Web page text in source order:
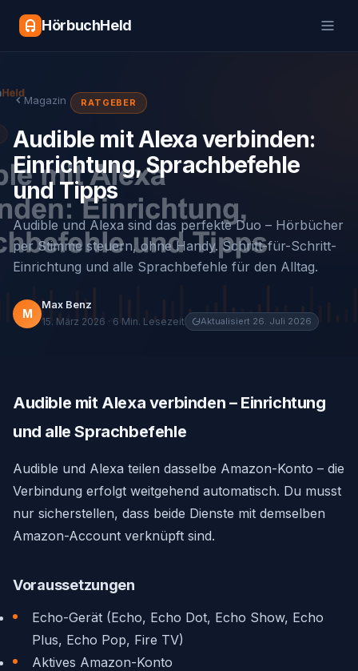
HörbuchHeld
Magazin RATGEBER
Audible mit Alexa verbinden:
Einrichtung, Sprachbefehle
und Tipps
Audible und Alexa sind das perfekte Duo – Hörbücher
per Stimme steuern, ohne Handy. Schritt-für-Schritt-
Einrichtung und alle Sprachbefehle für den Alltag.
M
Max Benz
15. März 2026 · 6 Min. Lesezeit Aktualisiert 26. Juli 2026
Audible mit Alexa verbinden – Einrichtung
und alle Sprachbefehle
Audible und Alexa teilen dasselbe Amazon-Konto – die
Verbindung erfolgt weitgehend automatisch. Du musst
nur sicherstellen, dass beide Dienste mit demselben
Amazon-Account verknüpft sind.
Voraussetzungen
Echo-Gerät (Echo, Echo Dot, Echo Show, Echo
Plus, Echo Pop, Fire TV)
Aktives Amazon-Konto